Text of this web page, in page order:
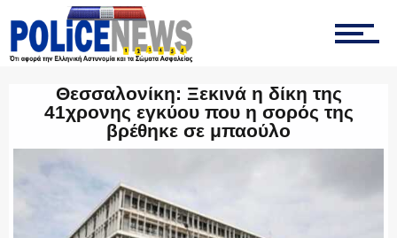
Θεσσαλονίκη: Ξεκινά η δίκη της
41χρονης εγκύου που η σορός της
βρέθηκε σε μπαούλο